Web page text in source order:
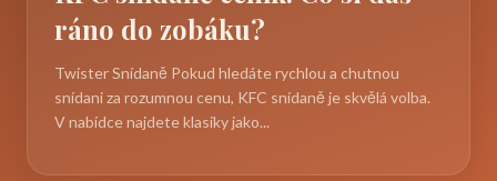
ráno do zobáku?
Twister Snídaně Pokud hledáte rychlou a chutnou
snídani za rozumnou cenu, KFC snídaně je skvělá volba.
V nabídce najdete klasiky jako...